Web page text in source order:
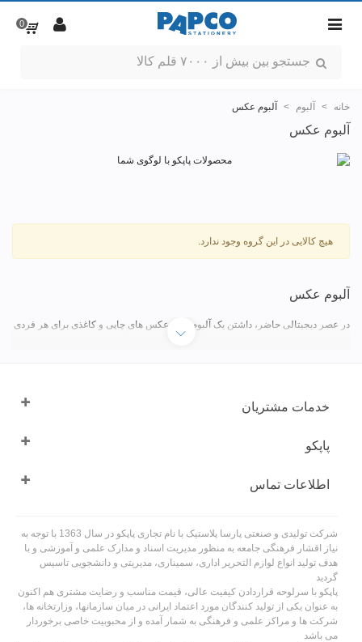
0
خانه > آلبوم > آلبوم عکس
آلبوم عکس
هیچ کالایی در این گروه وجود ندارد.
آلبوم عکس
در عصر دیجیتالی حاضر، داشتن یک آلبوم پر از عکس های چاپی و کاغذی برای هر فردی
لذت بخش است. این که بتوان برخی از خاطرات را در یک آلبوم به تصویر کشید و حتی
عکس های چاپی محبوبتان را در یک مجموعه جمع آوری کرده و به خوبی از آن محافظت
نمایید. جلد این آلبوم ها از جنس پلاستیک با طرح های متنوع سه بعدی بوده و این موضوع
بالای مواد اولیه به کار رفته در تولید این محصولات، یکی دیگر از مزیت های این آلبوم
خدمات مشتریان
پاپکو
اطلاعات تماس
شرکت تولیدی و صنعتی پارسا پلاستیک با نام تجاری پاپکو در سال 1363 با توجه به
نیاز اقشار فرهنگی جامعه به منظور مدیریت اسناد و مدارک علمی و آموزشی و با
هدف تولید انواع لوازم التحریر اداری، سمیناری، مدیریتی و دانشجویی تاسیس
گردید
پاپکو با سرلوحه قراردادن کیفیت عالی، قیمت مناسب و رضایت مشتری هم اکنون
به عنوان یکی از تولید کنندگان مورد اعتماد ایرانی در میان سازمانها، وزارتخانه ها،
شرکت ها و مراکز علمی و فرهنگی به شمار آمده و از محبوبیت خاصی برخوردار
می باشد